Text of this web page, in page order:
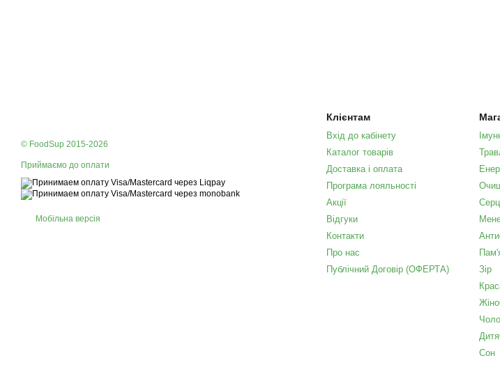
© FoodSup 2015-2026
Приймаємо до оплати
Мобільна версія
Клієнтам
Вхід до кабінету
Каталог товарів
Доставка і оплата
Програма лояльності
Акції
Відгуки
Контакти
Про нас
Публічний Договір (ОФЕРТА)
Зір
Сон